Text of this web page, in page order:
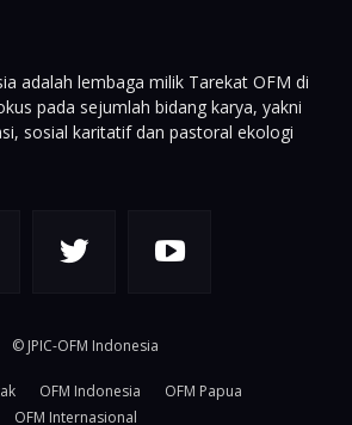
adalah lembaga milik Tarekat OFM di
pada sejumlah bidang karya, yakni
sosial karitatif dan pastoral ekologi
© JPIC-OFM Indonesia
OFM Indonesia
OFM Papua
OFM Internasional